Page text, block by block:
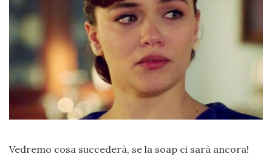
Vedremo cosa succederà, se la soap ci sarà ancora!